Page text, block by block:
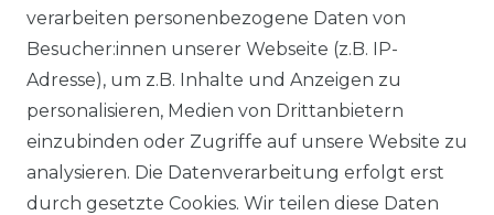
Redmond - Casual Fit - Herren
Cardigan College Strickjacke
in verschiedenen Farben
(Art.Nr.: 627)
UVP 59,99 €
ab 58,99 € *
verarbeiten personenbezogene Daten von
Besucher:innen unserer Webseite (z.B. IP-
Adresse), um z.B. Inhalte und Anzeigen zu
personalisieren, Medien von Drittanbietern
einzubinden oder Zugriffe auf unsere Website zu
analysieren. Die Datenverarbeitung erfolgt erst
durch gesetzte Cookies. Wir teilen diese Daten